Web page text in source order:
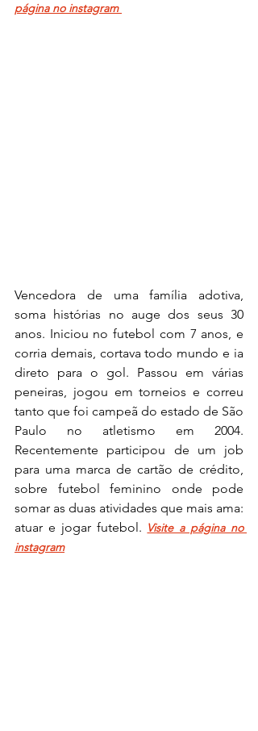
página no instagram
Vencedora de uma família adotiva,
soma histórias no auge dos seus 30
anos. Iniciou no futebol com 7 anos, e
corria demais, cortava todo mundo e ia
direto para o gol. Passou em várias
peneiras, jogou em torneios e correu
tanto que foi campeã do estado de São
Paulo no atletismo em 2004.
Recentemente participou de um job
para uma marca de cartão de crédito,
sobre futebol feminino onde pode
somar as duas atividades que mais ama:
atuar e jogar futebol. Visite a página no
instagram